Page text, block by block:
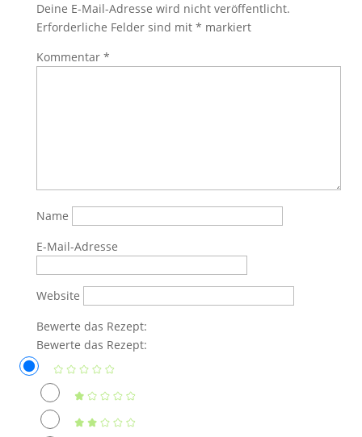
Deine E-Mail-Adresse wird nicht veröffentlicht.
Erforderliche Felder sind mit * markiert
Kommentar *
Name
E-Mail-Adresse
Website
Bewerte das Rezept:
Bewerte das Rezept: